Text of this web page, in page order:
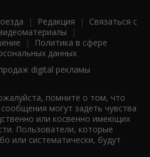
| Редакция | Связаться с
|
|
Политика в сфере
данных
digital рекламы
помните о том, что
могут задеть чувства
или косвенно имеющих
Пользователи, которые
или систематически, будут